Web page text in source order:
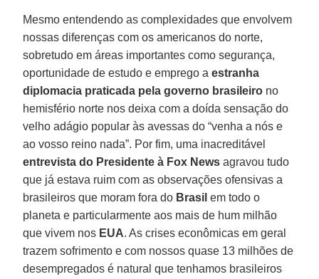
Mesmo entendendo as complexidades que envolvem
nossas diferenças com os americanos do norte,
sobretudo em áreas importantes como segurança,
oportunidade de estudo e emprego aestranha
diplomacia praticada pela governo brasileiro no
hemisfério norte nos deixa com a doída sensação do
velho adágio popular às avessas do “venha a nós e
ao vosso reino nada”. Por fim, uma inacreditável
entrevista do Presidente à Fox News agravou tudo
que já estava ruim com as observações ofensivas a
brasileiros que moram fora do Brasil em todo o
planeta e particularmente aos mais de hum milhão
que vivem nos EUA. As crises econômicas em geral
trazem sofrimento e com nossos quase 13 milhões de
desempregados é natural que tenhamos brasileiros